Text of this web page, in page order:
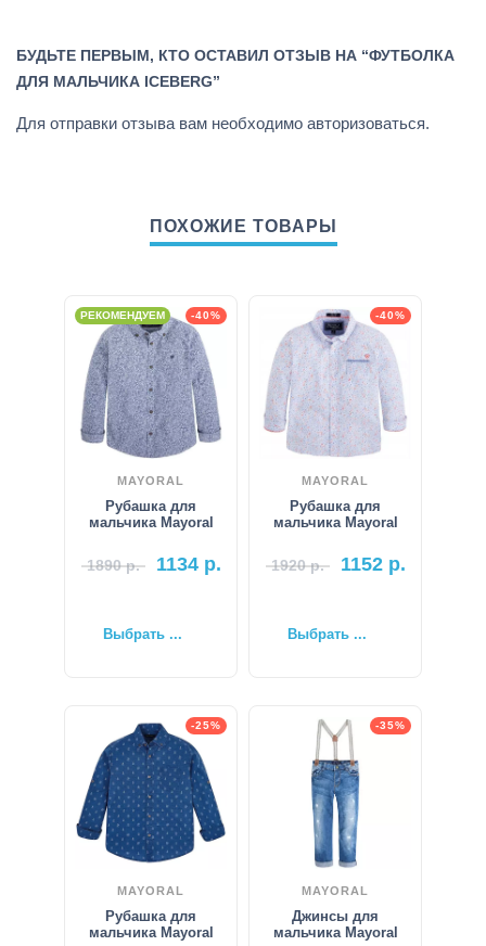
БУДЬТЕ ПЕРВЫМ, КТО ОСТАВИЛ ОТЗЫВ НА “ФУТБОЛКА
ДЛЯ МАЛЬЧИКА ICEBERG”
Для отправки отзыва вам необходимо авторизоваться.
ПОХОЖИЕ ТОВАРЫ
-40%
РЕКОМЕНДУЕМ
MAYORAL
Рубашка для
мальчика Mayoral
1890р. 1134р.
Выбрать ...
-40%
MAYORAL
Рубашка для
мальчика Mayoral
1920р. 1152р.
Выбрать ...
-25%
MAYORAL
Рубашка для
мальчика Mayoral
-35%
MAYORAL
Джинсы для
мальчика Mayoral